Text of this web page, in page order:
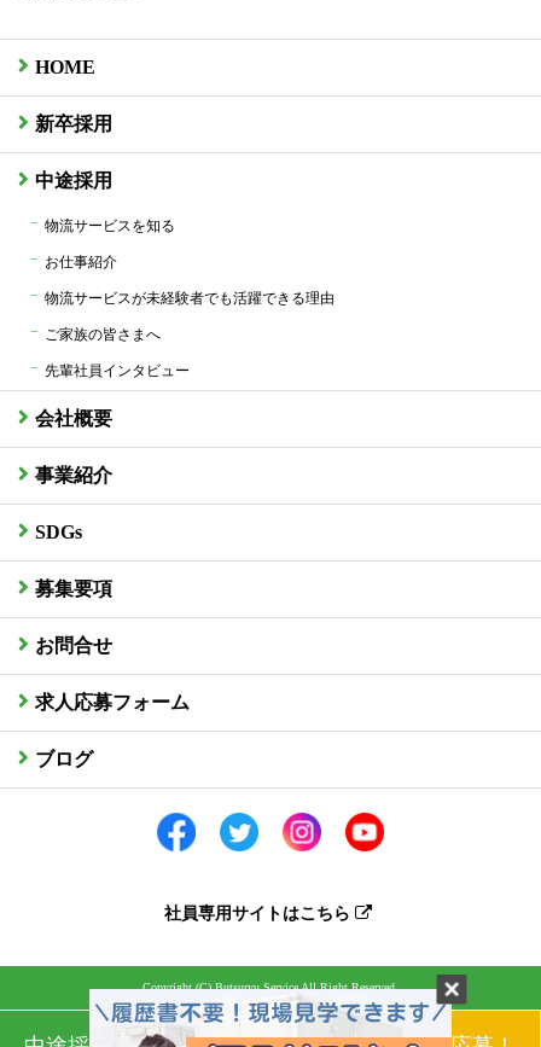
HOME
新卒採用
中途採用
物流サービスを知る
お仕事紹介
物流サービスが未経験者でも活躍できる理由
ご家族の皆さまへ
先輩社員インタビュー
会社概要
事業紹介
SDGs
募集要項
お問合せ
求人応募フォーム
ブログ
社員専用サイトはこちら
Copyright (C) Butsuryu Service All Right Reserved.